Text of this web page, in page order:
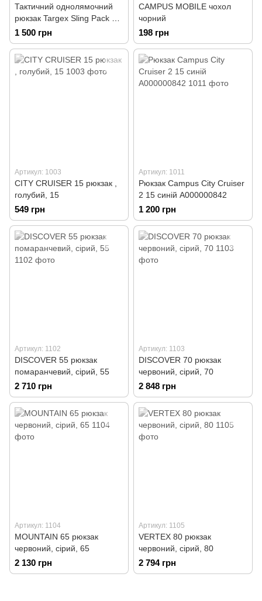
Тактичний однолямочний
рюкзак Targex Sling Pack 30
чорний
1 500 грн
CAMPUS MOBILE чохол
чорний
198 грн
Артикул: 1003
CITY CRUISER 15 рюкзак ,
голубий, 15
549 грн
Артикул: 1011
Рюкзак Campus City Cruiser
2 15 синій А000000842
1 200 грн
Артикул: 1102
DISCOVER 55 рюкзак
помаранчевий, сірий, 55
2 710 грн
Артикул: 1103
DISCOVER 70 рюкзак
червоний, сірий, 70
2 848 грн
Артикул: 1104
MOUNTAIN 65 рюкзак
червоний, сірий, 65
2 130 грн
Артикул: 1105
VERTEX 80 рюкзак
червоний, сірий, 80
2 794 грн